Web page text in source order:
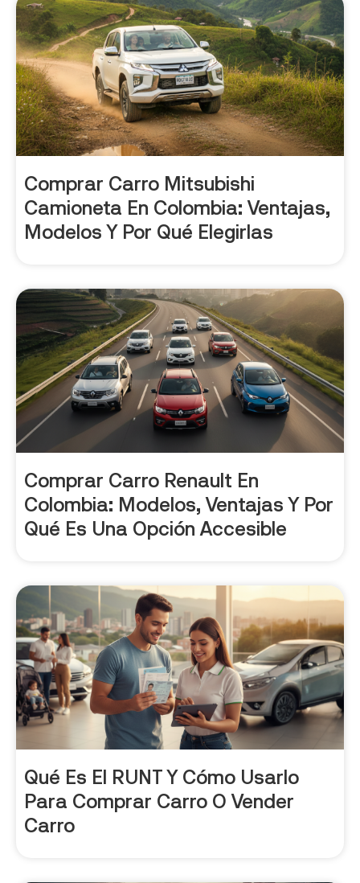
Comprar Carro Mitsubishi
Camioneta En Colombia: Ventajas,
Modelos Y Por Qué Elegirlas
Comprar Carro Renault En
Colombia: Modelos, Ventajas Y Por
Qué Es Una Opción Accesible
Qué Es El RUNT Y Cómo Usarlo
Para Comprar Carro O Vender
Carro